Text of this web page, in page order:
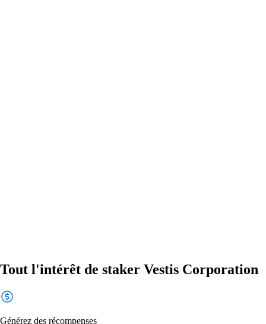
Tout l'intérêt de staker Vestis Corporation
Générez des récompenses